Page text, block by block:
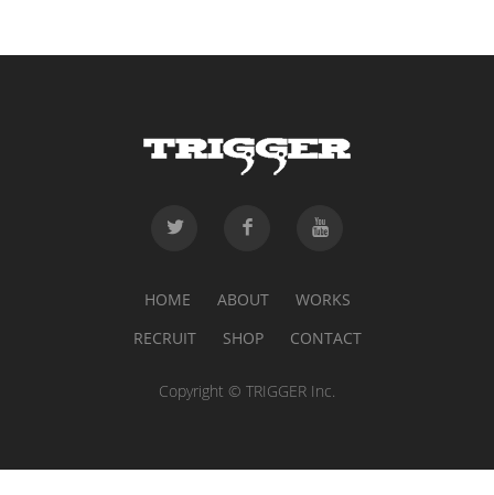
HOME ABOUT
WORKS
RECRUIT
SHOP CONTACT
Copyright © TRIGGER Inc.